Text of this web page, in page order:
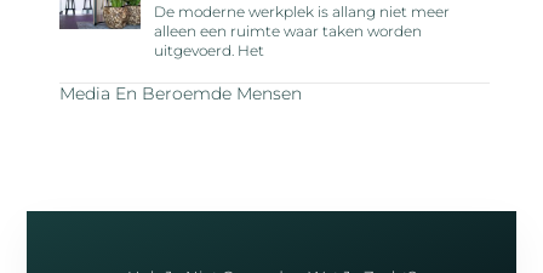
De moderne werkplek is allang niet meer
alleen een ruimte waar taken worden
uitgevoerd. Het
Media En Beroemde Mensen